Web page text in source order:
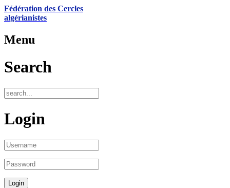
Fédération des Cercles
algérianistes
Menu
Search
Login